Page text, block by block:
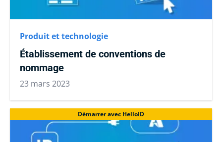
Produit et technologie
Établissement de conventions de
nommage
23 mars 2023
Démarrer avec HelloID